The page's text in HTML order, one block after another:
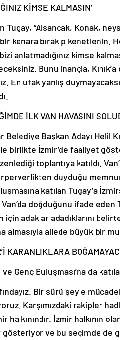
KİMSE KALMASIN’
Tugay, “Alsancak, Konak,
kenara bırakıp kenetlenin.
bizi anlatmadığınız kimse
Bunu inançla,
En ufak yanlış
İLK VAN HAVASINI
Belediye Başkan Adayı Helil
birlikte İzmir’de faaliyet
toplantıya katıldı.
duyduğu
katılan Tugay’a
doğduğunu ifade eden
için adaklar adadıklarını
almasıyla ailede büyük bir
KARANLIKLARA
ve Genç Buluşması’na da
Bir sürü şeyle
Karşımızdaki rakipler
halkınındır. İzmir halkının
gösteriyor ve bu seçimde de